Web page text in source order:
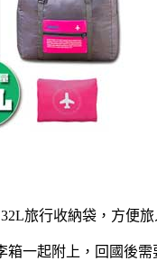
旅行收納袋，方便
一起附上，回國後需